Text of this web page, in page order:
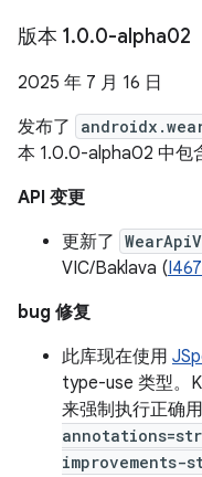
版本 1.0.0-alpha02
2025 年 7 月 16 日
发布了
本 1.0.0-alpha02 中包
API 变更
更新了
VIC/Baklava (
bug 修复
此库现在使用
type-use 类型。
来强制执行正确用
improvements-